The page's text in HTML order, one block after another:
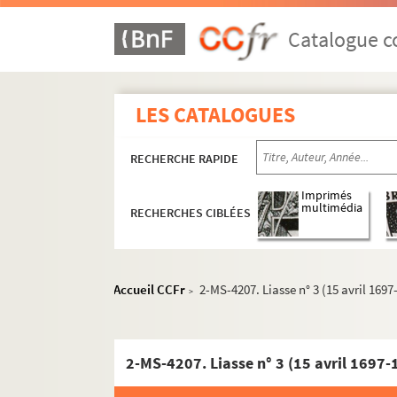
Catalogue
LES CATALOGUES
RECHERCHE RAPIDE
RECHERCHES CIBLÉES
Imprimés
multimédia
Accueil CCFr > 2-MS-4207. Liasse n° 3 (15 avril
2-MS-4207. Liasse n° 3 (15 avril
Section A : séries 42 à 45, Monuments publics
Section B : série 46, Hôtels, maisons et